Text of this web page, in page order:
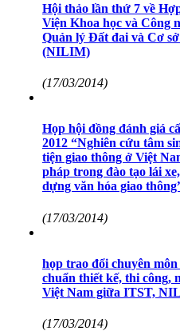
Hội thảo lần thứ 7 về
Viện Khoa học và Công
Quản lý Đất đai và Cơ
(NILIM)
(17/03/2014)
Họp hội đồng đánh giá
2012 “Nghiên cứu tâm
tiện giao thông ở Việt
pháp trong đào tạo lái
dựng văn hóa giao
(17/03/2014)
họp trao đổi chuyên
chuẩn thiết kế, thi công,
Việt Nam giữa ITST,
(17/03/2014)